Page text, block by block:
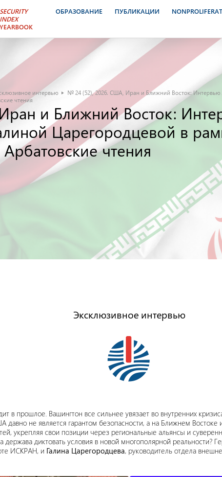
SECURITY
INDEX
YEARBOOK
ОБРАЗОВАНИЕ ПУБЛИКАЦИИ
интервью
№ 24 (52), 2026. США, Иран и Ближний Восток:
чтения
и Ближний Восток:
Царегородцевой в
чтения
Эксклюзивное интервью
в прошлое. Вашингтон все сильнее увязает во внутренних
не является гарантом безопасности, а на Ближнем Востоке
укрепляя свои позиции через региональные альянсы и
диктовать условия в новой многополярной реальности?
ИСКРАН, и Галина Царегородцева, руководитель отдела